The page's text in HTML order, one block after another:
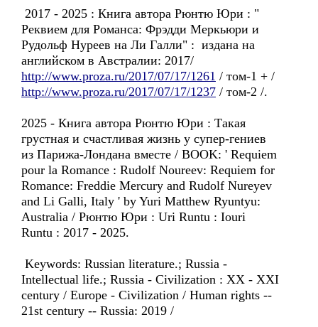
2017 - 2025 : Книга автора Рюнтю Юри : "
Реквием для Романса: Фрэдди Меркьюри и
Рудольф Нуреев на Ли Галли" : издана на
английском в Австралии: 2017/
http://www.proza.ru/2017/07/17/1261 / том-1 + /
http://www.proza.ru/2017/07/17/1237 / том-2 /.
2025 - Книга автора Рюнтю Юри : Такая
грустная и счастливая жизнь у супер-гениев
из Парижа-Лондана вместе / BOOK: ' Requiem
pour la Romance : Rudolf Noureev: Requiem for
Romance: Freddie Mercury and Rudolf Nureyev
and Li Galli, Italy ' by Yuri Matthew Ryuntyu:
Australia / Рюнтю Юри : Uri Runtu : Iouri
Runtu : 2017 - 2025.
Keywords: Russian literature.; Russia -
Intellectual life.; Russia - Civilization : XX - XXI
century / Europe - Civilization / Human rights --
21st century -- Russia: 2019 /